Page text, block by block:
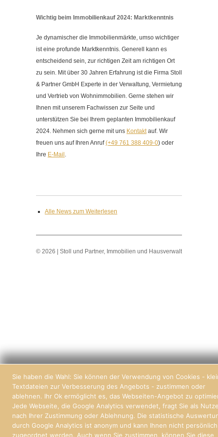
Wichtig beim Immobilienkauf 2024: Marktkenntnis
Je dynamischer die Immobilienmärkte, umso wichtiger
ist eine profunde Marktkenntnis. Generell kann es
entscheidend sein, zur richtigen Zeit am richtigen Ort
zu sein. Mit über 30 Jahren Erfahrung ist die Firma Stoll
& Partner GmbH Experte in der Verwaltung, Vermietung
und Vertrieb von Wohnimmobilien. Gerne stehen wir
Ihnen mit unserem Fachwissen zur Seite und
unterstützen Sie bei Ihrem geplanten Immobilienkauf
2024. Nehmen sich gerne mit uns Kontakt auf. Wir
freuen uns auf Ihren Anruf(+49 761 388 409-0) oder
Ihre E-Mail .
Alle News zum Weiterlesen
© 2026 | Stoll und Partner, Immobilien und Hausverwaltung Freiburg
Sie haben die Wahl: Sie können der Verwendung von Cookies -
Textdateien zur Verbesserung des Angebots - zustimmen oder
ablehnen. Ihr Ok ermöglicht es, das Webseiten-Angebot zu
Jede Webseite, die Google Analytics verwendet, fragt Sie als
nach Ihrer Zustimmung oder Ablehnung. Die statistische
durch Google Analytics ist anonym und kann Ihnen nicht persönlich
zugeordnet werden. Auch wenn Sie zustimmen, können Sie diese